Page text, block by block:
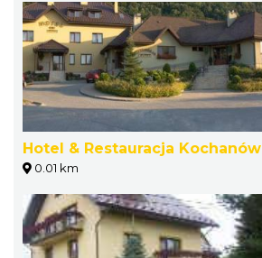
Hotel & Restauracja Kochanów
0.01 km